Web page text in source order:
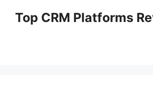
Top CRM Platforms